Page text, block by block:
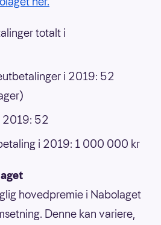
totalt i
i 2019: 52
2019: 52
i 2019: 1 000 000 kr
hovedpremie i Nabolaget
Denne kan variere,